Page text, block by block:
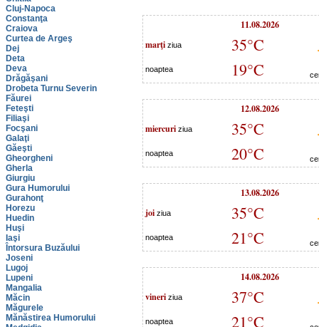
Cluj-Napoca
Constanţa
Craiova
Curtea de Argeş
Dej
Deta
Deva
Drăgăşani
Drobeta Turnu Severin
Făurei
Feteşti
Filiaşi
Focşani
Galaţi
Găeşti
Gheorgheni
Gherla
Giurgiu
Gura Humorului
Gurahonţ
Horezu
Huedin
Huşi
Iaşi
Întorsura Buzăului
Joseni
Lugoj
Lupeni
Mangalia
Măcin
Măgurele
Mănăstirea Humorului
11.08.2026
marţi ziua 35°C
noaptea 19°C
12.08.2026
miercuri ziua 35°C
noaptea 20°C
13.08.2026
joi ziua 35°C
noaptea 21°C
14.08.2026
vineri ziua 37°C
noaptea 21°C